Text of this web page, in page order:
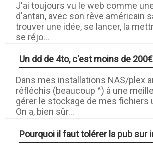
J'ai toujours vu le web comme
d'antan, avec son rêve américain
trouver une idée, se lancer, la
se réjo...
Un dd de 4to, c'est moins de 200€
Dans mes installations NAS/plex
réfléchis (beaucoup ^) à une
gérer le stockage de mes fichiers
On a, bien sûr...
Pourquoi il faut tolérer la pub sur